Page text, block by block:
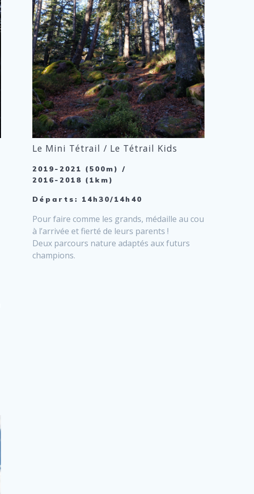
Le Mini Tétrail / Le Tétrail Kids
2019-2021 (500m) /
2016-2018 (1km)
Départs: 14h30/14h40
Pour faire comme les grands, médaille au cou
à l’arrivée et fierté de leurs parents !
Deux parcours nature adaptés aux futurs
champions.